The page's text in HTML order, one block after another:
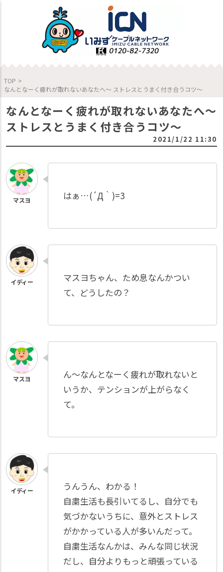
TOP >
なんとなーく疲れが取れないあなたへ～ ストレスとうまく付き合うコツ～
なんとなーく疲れが取れないあなたへ～
ストレスとうまく付き合うコツ～
2021/1/22 11:30
はぁ…(´Д｀)=3
マスヨちゃん、ため息なんかつい
て、どうしたの？
ん～なんとなーく疲れが取れないと
いうか、テンションが上がらなく
て。
うんうん、わかる！
自粛生活も長引いてるし、自分でも
気づかないうちに、意外とストレス
がかかっている人が多いんだって。
自粛生活なんかは、みんな同じ状況
だし、自分よりもっと頑張っている